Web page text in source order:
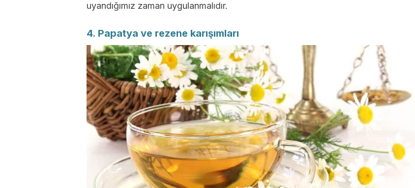
uyandığımız zaman uygulanmalıdır.
4. Papatya ve rezene karışımları